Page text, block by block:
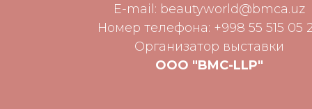
E-mail: beautyworld@bmca.uz
Номер телефона: +998 55 515 05
Организатор выставки
ООО "BMC-LLP"